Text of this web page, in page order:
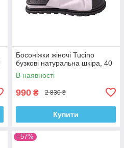
Босоніжки жіночі Tucino
бузкові натуральна шкіра, 40
В наявності
990 ₴ 2 830 ₴
Купити
–57%